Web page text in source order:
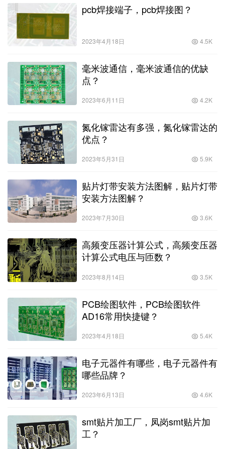
pcb焊接端子，pcb焊接图？
2023年4月18日 4.5K
毫米波通信，毫米波通信的优缺
点？
2023年6月11日 4.2K
氮化镓雷达有多强，氮化镓雷达的
优点？
2023年5月31日 5.9K
贴片灯带安装方法图解，贴片灯带
安装方法图解？
2023年7月30日 3.6K
高频变压器计算公式，高频变压器
计算公式电压与匝数？
2023年8月14日 3.5K
PCB绘图软件，PCB绘图软件
AD16常用快捷键？
2023年4月18日 5.4K
电子元器件有哪些，电子元器件有
哪些品牌？
2023年6月13日 4.6K
smt贴片加工厂，凤岗smt贴片加
工？